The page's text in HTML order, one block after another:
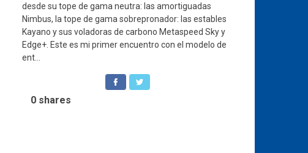
desde su tope de gama neutra: las amortiguadas
Nimbus, la tope de gama sobrepronador: las estables
Kayano y sus voladoras de carbono Metaspeed Sky y
Edge+. Este es mi primer encuentro con el modelo de
ent...
0 shares